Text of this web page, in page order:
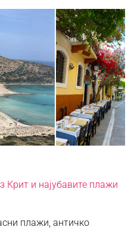
Крит и најубавите плажи
плажи, античко